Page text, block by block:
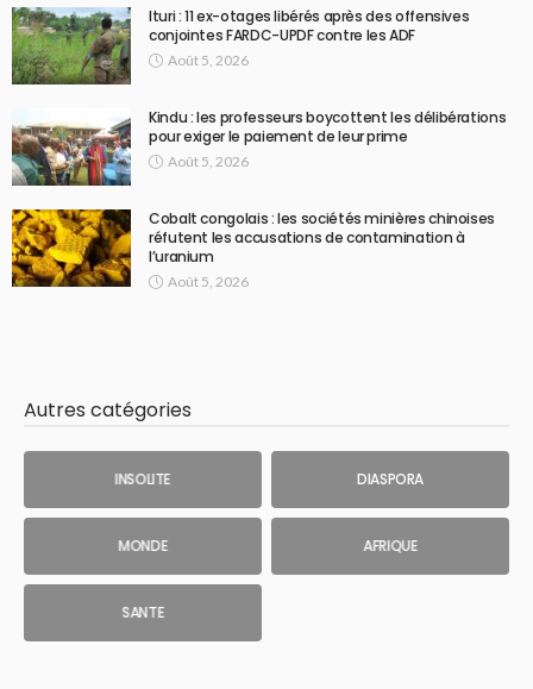
Ituri : 11 ex-otages libérés après des offensives
conjointes FARDC-UPDF contre les ADF
Août 5, 2026
Kindu : les professeurs boycottent les délibérations
pour exiger le paiement de leur prime
Août 5, 2026
Cobalt congolais : les sociétés minières chinoises
réfutent les accusations de contamination à
l’uranium
Août 5, 2026
Autres catégories
INSOLITE DIASPORA
MONDE AFRIQUE
SANTE